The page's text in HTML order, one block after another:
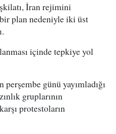
İran rejimini
plan nedeniyle iki üst
içinde tepkiye yol
günü yayımladığı
gruplarının
protestoların